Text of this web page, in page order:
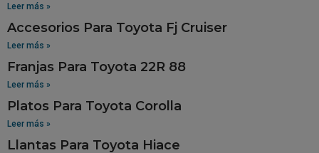
Leer más »
Accesorios Para Toyota Fj Cruiser
Leer más »
Franjas Para Toyota 22R 88
Leer más »
Platos Para Toyota Corolla
Leer más »
Llantas Para Toyota Hiace